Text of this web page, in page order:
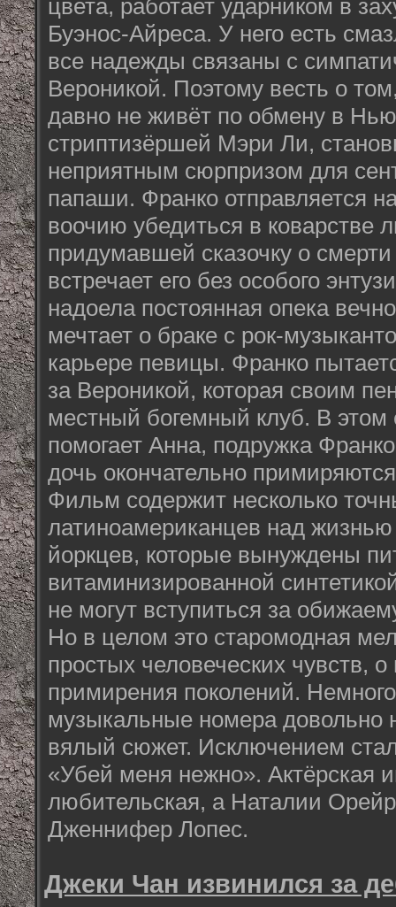
цвета, работает ударником в
Буэнос-Айреса. У него есть
все надежды связаны с
Вероникой. Поэтому весть о
давно не живёт по обмену в
стриптизёршей Мэри Ли,
неприятным сюрпризом для
папаши. Франко отправляется
воочию убедиться в коварстве
придумавшей сказочку о
встречает его без особого
надоела постоянная опека
мечтает о браке с рок-
карьере певицы. Франко
за Вероникой, которая своим
местный богемный клуб. В этом
помогает Анна, подружка
дочь окончательно
Фильм содержит несколько
латиноамериканцев над
йоркцев, которые вынуждены
витаминизированной
не могут вступиться за
Но в целом это старомодная
простых человеческих чувств,
примирения поколений.
музыкальные номера довольно
вялый сюжет. Исключением
«Убей меня нежно». Актёрская
любительская, а Наталии
Дженнифер Лопес.
Джеки Чан извинился за